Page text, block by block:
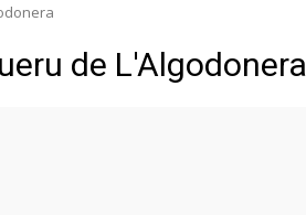
de L'Algodonera